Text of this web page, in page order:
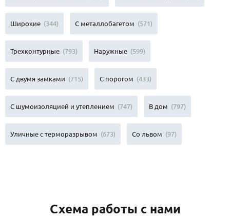
Широкие (344) С металлобагетом (571)
Трехконтурные (793) Наружные (599)
С двумя замками (715) С порогом (433)
С шумоизоляцией и утеплением (747) В дом (797)
Уличные с терморазрывом (673) Со львом (97)
Схема работы с нами